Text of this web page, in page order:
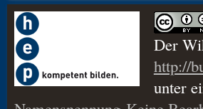
Der
http://
unter